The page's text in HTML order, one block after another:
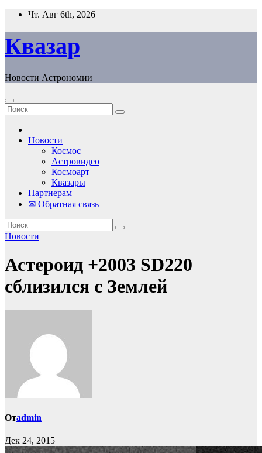
Перейти
содержанию
Чт. Авг 6th, 2026
Квазар
Новости Астрономии
Новости
Космос
Астровидео
Космоарт
Квазары
Партнерам
✉ Обратная связь
Новости
Астероид +2003 SD220
сблизился с Землей
Отadmin
Дек 24, 2015